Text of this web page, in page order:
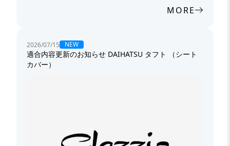
MORE
2026/07/15 NEW
適合内容更新のお知らせ DAIHATSU タフト （シート
カバー）